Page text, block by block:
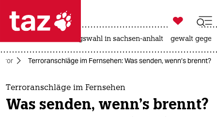
 taz zahl ich
taz zahl ich
themen
politik

taz zahl ich
landtagswahl in sachsen-anhalt gewalt
Terroranschläge im Fernsehen: Was senden, wenn’s brennt?
Terroranschläge im Fernsehen
Was senden, wenn’s brennt?